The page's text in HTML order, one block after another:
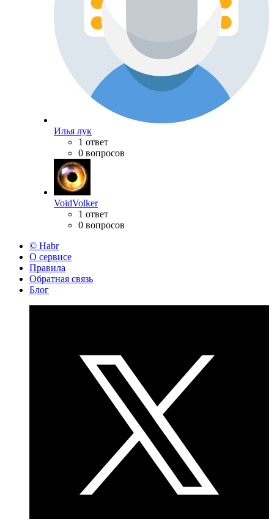
Илья лук
1 ответ
0 вопросов
VoidVolker
1 ответ
0 вопросов
© Habr
О сервисе
Правила
Обратная связь
Блог